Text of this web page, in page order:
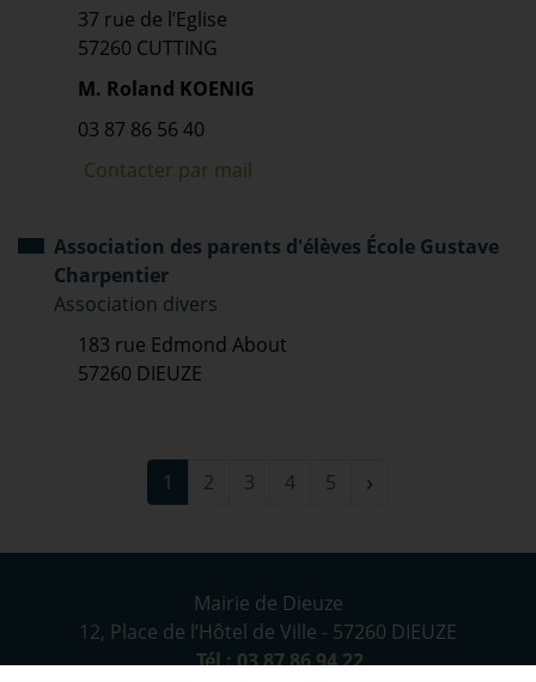
37 rue de l’Eglise
57260 CUTTING
M. Roland KOENIG
03 87 86 56 40
Contacter par mail
Association des parents d'élèves École Gustave
Charpentier
Association divers
183 rue Edmond About
57260 DIEUZE
1 2 3 4 5 ›
Mairie de Dieuze
12, Place de l’Hôtel de Ville - 57260 DIEUZE
Tél : 03 87 86 94 22